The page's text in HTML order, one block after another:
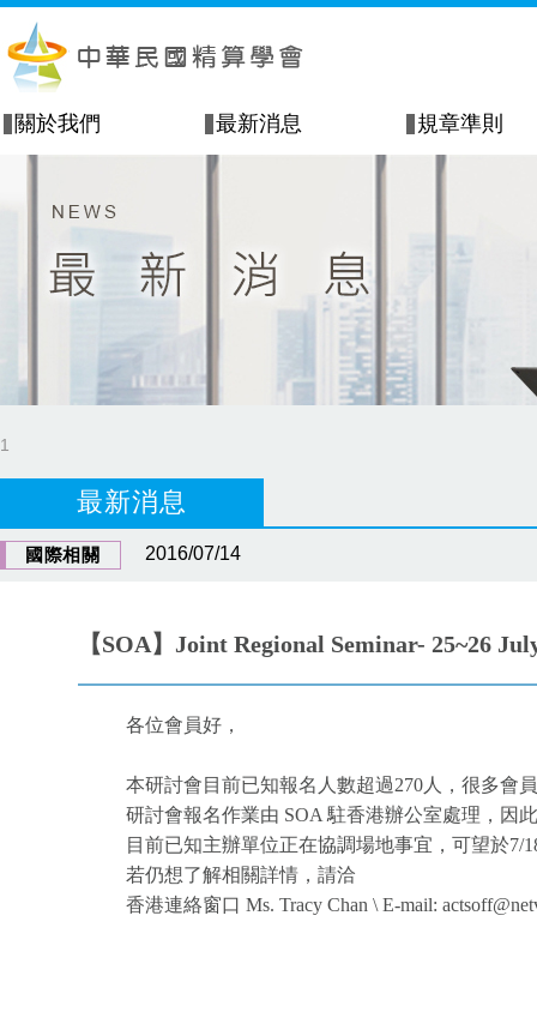
關於我們 最新消息 規章準則
1
最新消息
國際相關 2016/07/14
【SOA】Joint Regional Seminar- 25~26
各位會員好，
本研討會目前已知報名人數超過270人，很多會
研討會報名作業由 SOA 駐香港辦公室處理，因
目前已知主辦單位正在協調場地事宜，可望於7/
若仍想了解相關詳情，請洽
香港連絡窗口 Ms. Tracy Chan \ E-mail: